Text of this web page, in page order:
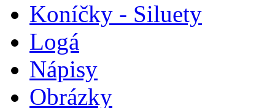
Koníčky - Siluety
Logá
Nápisy
Obrázky